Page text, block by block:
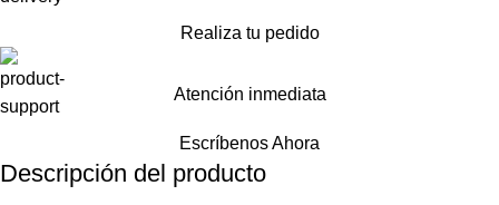
Realiza tu pedido
Atención inmediata
Escríbenos Ahora
Descripción del producto